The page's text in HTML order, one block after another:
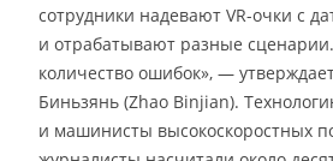
сотрудники надевают VR-очки с
и отрабатывают разные
количество ошибок», —
Биньзянь (Zhao Binjian).
и машинисты высокоскоростных